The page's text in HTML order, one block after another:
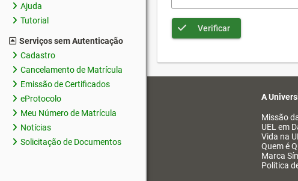
Ajuda
Tutorial
Serviços sem Autenticação
Cadastro
Cancelamento de Matrícula
Emissão de Certificados
eProtocolo
Meu Número de Matrícula
Notícias
Solicitação de Documentos
Verificar
A
Missão
UEL em
Vida na
Quem é
Marca
Política